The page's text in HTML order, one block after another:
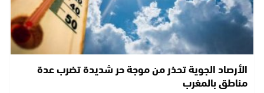
الأرصاد الجوية تحذر من موجة حر شديدة تضرب عدة
مناطق بالمغرب